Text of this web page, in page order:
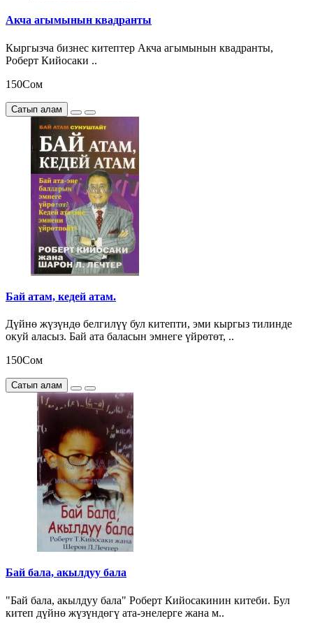
Акча агымынын квадранты
Кыргызча бизнес китептер Акча агымынын квадранты,
Роберт Кийосаки ..
150Сом
Сатып алам
Бай атам, кедей атам.
Дүйнө жүзүндө белгилүү бул китепти, эми кыргыз тилинде
окуй аласыз. Бай ата баласын эмнеге үйрөтөт, ..
150Сом
Сатып алам
Бай бала, акылдуу бала
"Бай бала, акылдуу бала" Роберт Кийосакинин китеби. Бул
китеп дүйнө жүзүндөгү ата-энелерге жана м..